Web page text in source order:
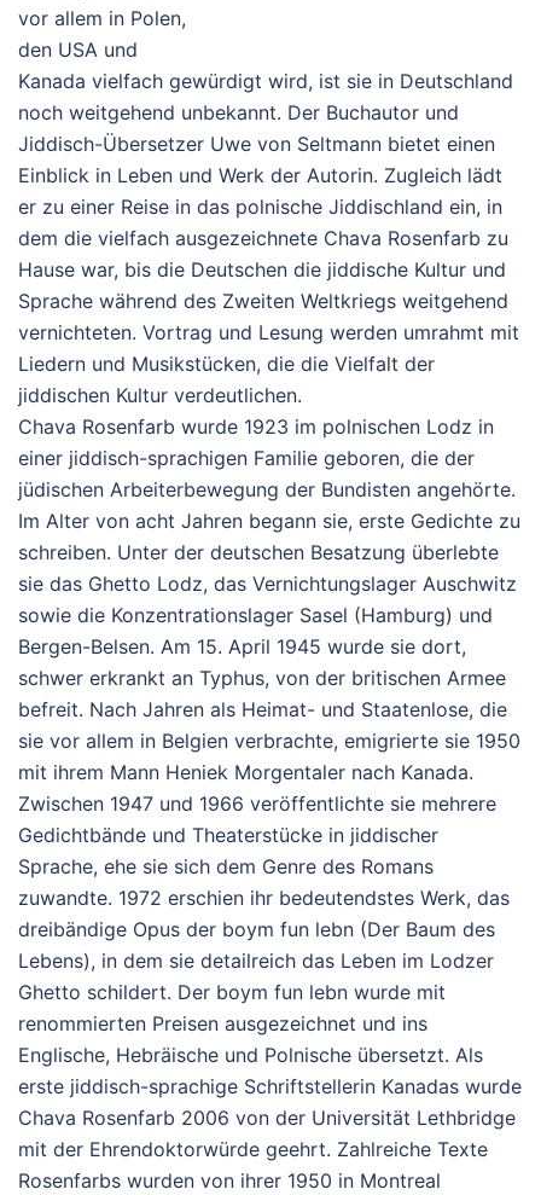
vor allem in Polen,
den USA und
Kanada vielfach gewürdigt wird, ist sie in Deutschland
noch weitgehend unbekannt. Der Buchautor und
Jiddisch-Übersetzer Uwe von Seltmann bietet einen
Einblick in Leben und Werk der Autorin. Zugleich lädt
er zu einer Reise in das polnische Jiddischland ein, in
dem die vielfach ausgezeichnete Chava Rosenfarb zu
Hause war, bis die Deutschen die jiddische Kultur und
Sprache während des Zweiten Weltkriegs weitgehend
vernichteten. Vortrag und Lesung werden umrahmt mit
Liedern und Musikstücken, die die Vielfalt der
jiddischen Kultur verdeutlichen.
Chava Rosenfarb wurde 1923 im polnischen Lodz in
einer jiddisch-sprachigen Familie geboren, die der
jüdischen Arbeiterbewegung der Bundisten angehörte.
Im Alter von acht Jahren begann sie, erste Gedichte zu
schreiben. Unter der deutschen Besatzung überlebte
sie das Ghetto Lodz, das Vernichtungslager Auschwitz
sowie die Konzentrationslager Sasel (Hamburg) und
Bergen-Belsen. Am 15. April 1945 wurde sie dort,
schwer erkrankt an Typhus, von der britischen Armee
befreit. Nach Jahren als Heimat- und Staatenlose, die
sie vor allem in Belgien verbrachte, emigrierte sie 1950
mit ihrem Mann Heniek Morgentaler nach Kanada.
Zwischen 1947 und 1966 veröffentlichte sie mehrere
Gedichtbände und Theaterstücke in jiddischer
Sprache, ehe sie sich dem Genre des Romans
zuwandte. 1972 erschien ihr bedeutendstes Werk, das
dreibändige Opus der boym fun lebn (Der Baum des
Lebens), in dem sie detailreich das Leben im Lodzer
Ghetto schildert. Der boym fun lebn wurde mit
renommierten Preisen ausgezeichnet und ins
Englische, Hebräische und Polnische übersetzt. Als
erste jiddisch-sprachige Schriftstellerin Kanadas wurde
Chava Rosenfarb 2006 von der Universität Lethbridge
mit der Ehrendoktorwürde geehrt. Zahlreiche Texte
Rosenfarbs wurden von ihrer 1950 in Montreal